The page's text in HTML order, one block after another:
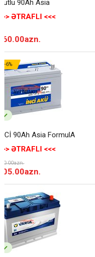
Mutlu 90Ah Asia
>>> ƏTRAFLI <<<
260.00azn.
-6%
İNCİ 90Ah Asia FormulA
>>> ƏTRAFLI <<<
220.00azn.
205.00azn.